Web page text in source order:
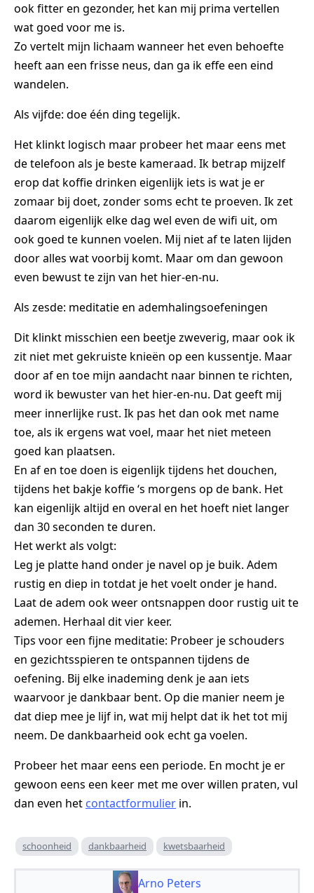
ook fitter en gezonder, het kan mij prima vertellen
wat goed voor me is.
Zo vertelt mijn lichaam wanneer het even behoefte
heeft aan een frisse neus, dan ga ik effe een eind
wandelen.
Als vijfde: doe één ding tegelijk.
Het klinkt logisch maar probeer het maar eens met
de telefoon als je beste kameraad. Ik betrap mijzelf
erop dat koffie drinken eigenlijk iets is wat je er
zomaar bij doet, zonder soms echt te proeven. Ik zet
daarom eigenlijk elke dag wel even de wifi uit, om
ook goed te kunnen voelen. Mij niet af te laten lijden
door alles wat voorbij komt. Maar om dan gewoon
even bewust te zijn van het hier-en-nu.
Als zesde: meditatie en ademhalingsoefeningen
Dit klinkt misschien een beetje zweverig, maar ook ik
zit niet met gekruiste knieën op een kussentje. Maar
door af en toe mijn aandacht naar binnen te richten,
word ik bewuster van het hier-en-nu. Dat geeft mij
meer innerlijke rust. Ik pas het dan ook met name
toe, als ik ergens wat voel, maar het niet meteen
goed kan plaatsen.
En af en toe doen is eigenlijk tijdens het douchen,
tijdens het bakje koffie ‘s morgens op de bank. Het
kan eigenlijk altijd en overal en het hoeft niet langer
dan 30 seconden te duren.
Het werkt als volgt:
Leg je platte hand onder je navel op je buik. Adem
rustig en diep in totdat je het voelt onder je hand.
Laat de adem ook weer ontsnappen door rustig uit te
ademen. Herhaal dit vier keer.
Tips voor een fijne meditatie: Probeer je schouders
en gezichtsspieren te ontspannen tijdens de
oefening. Bij elke inademing denk je aan iets
waarvoor je dankbaar bent. Op die manier neem je
dat diep mee je lijf in, wat mij helpt dat ik het tot mij
neem. De dankbaarheid ook echt ga voelen.
Probeer het maar eens een periode. En mocht je er
gewoon eens een keer met me over willen praten, vul
dan even het contactformulier in.
schoonheid dankbaarheid kwetsbaarheid
Arno Peters